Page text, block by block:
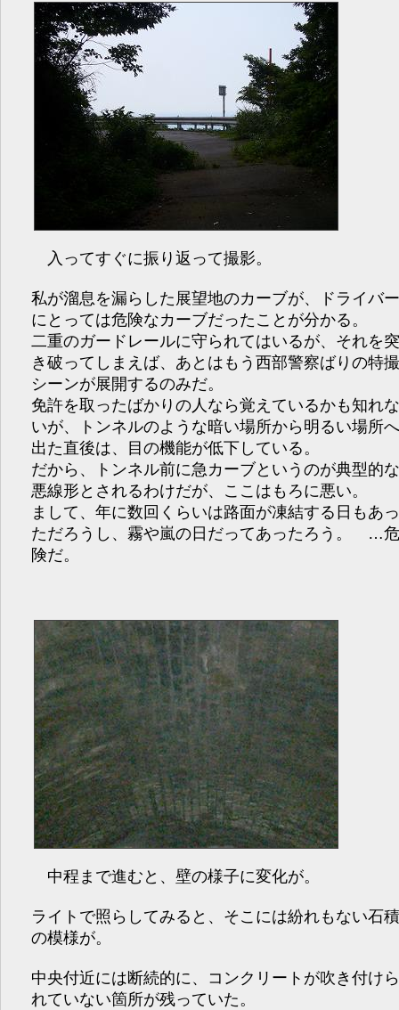
入ってすぐに振り返って撮影。
私が溜息を漏らした展望地のカーブが、ドライバ
にとっては危険なカーブだったことが分かる。
二重のガードレールに守られてはいるが、それを
き破ってしまえば、あとはもう西部警察ばりの特
シーンが展開するのみだ。
免許を取ったばかりの人なら覚えているかも知れ
いが、トンネルのような暗い場所から明るい場所
出た直後は、目の機能が低下している。
だから、トンネル前に急カーブというのが典型的
悪線形とされるわけだが、ここはもろに悪い。
まして、年に数回くらいは路面が凍結する日もあ
ただろうし、霧や嵐の日だってあったろう。 …
険だ。
中程まで進むと、壁の様子に変化が。
ライトで照らしてみると、そこには紛れもない石
の模様が。
中央付近には断続的に、コンクリートが吹き付け
れていない箇所が残っていた。